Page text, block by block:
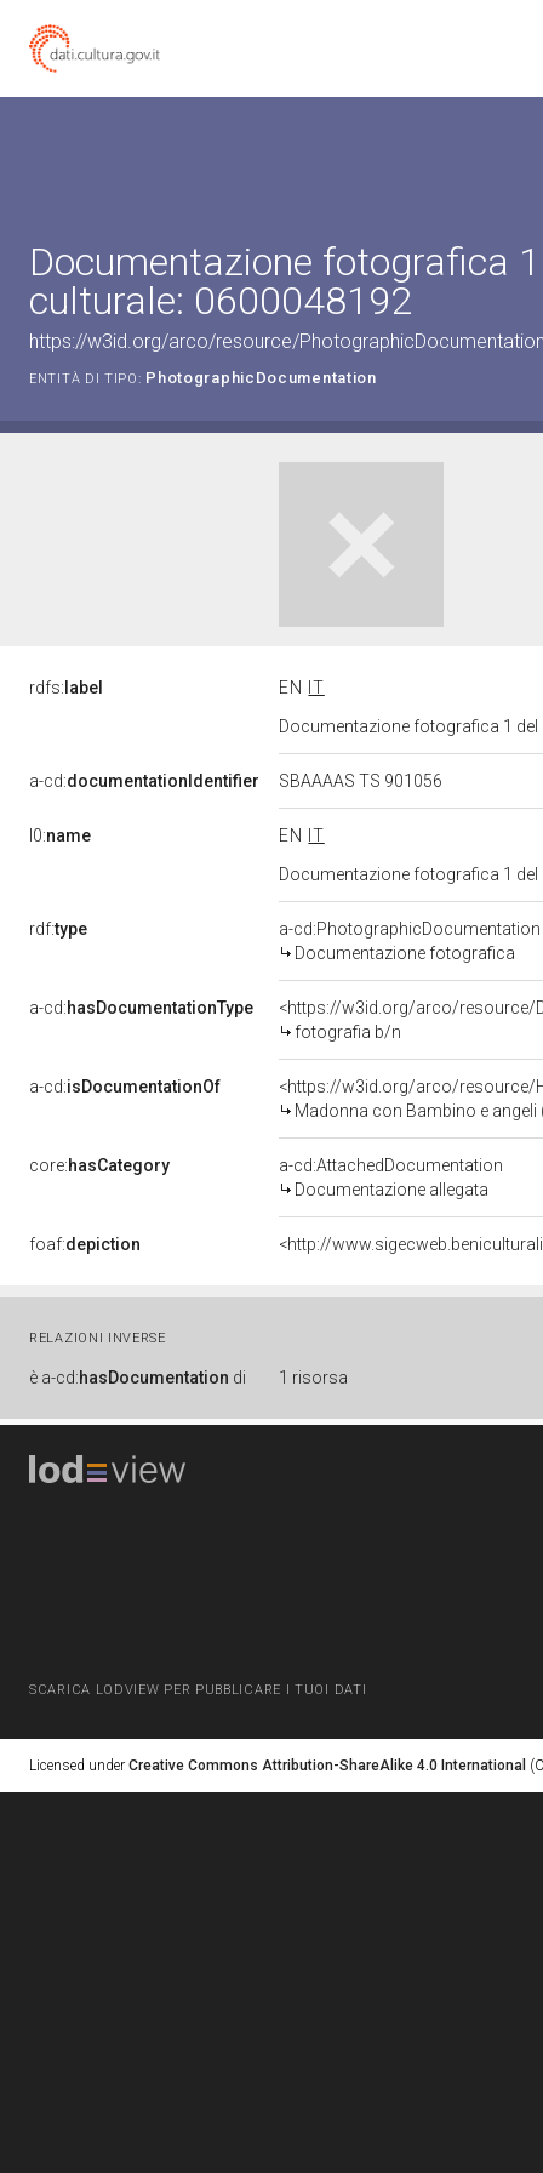
Documentazione fotografica
culturale: 0600048192
https://w3id.org/arco/resource/
ENTITÀ DI TIPO: PhotographicDocumentation
rdfs: label EN
IT
Documentazione fotografica 1
a-cd:documentationIdentifier SBAAAAS TS 901056
l0:name EN
IT
Documentazione fotografica 1
rdf:type
a-cd:PhotographicDocumentation
Documentazione fotografica
a-cd:hasDocumentationType
<https://w3id.org/arco/resource/
fotografia b/n
a-cd:isDocumentationOf
<https://w3id.org/arco/resource/
Madonna con Bambino e
core:hasCategory
a-cd:AttachedDocumentation
Documentazione allegata
foaf:depiction <http://
RELAZIONI INVERSE
è a-cd:hasDocumentation di 1 risorsa
SCARICA LODVIEW PER PUBBLICARE I TUOI DATI
Licensed under Creative Commons Attribution-ShareAlike 4.0 International